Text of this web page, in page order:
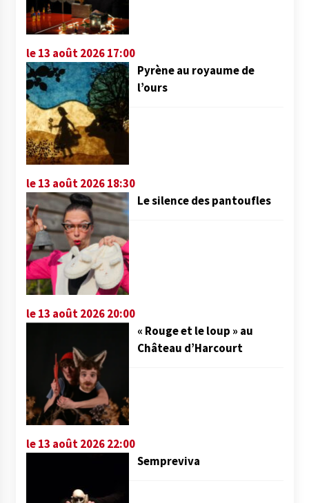
le 13 août 2026 17:00
Pyrène au royaume de
l’ours
le 13 août 2026 18:30
Le silence des pantoufles
le 13 août 2026 20:00
« Rouge et le loup » au
Château d’Harcourt
le 13 août 2026 22:00
Sempreviva